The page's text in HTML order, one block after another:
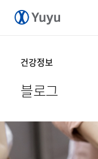
건강정보
블로그